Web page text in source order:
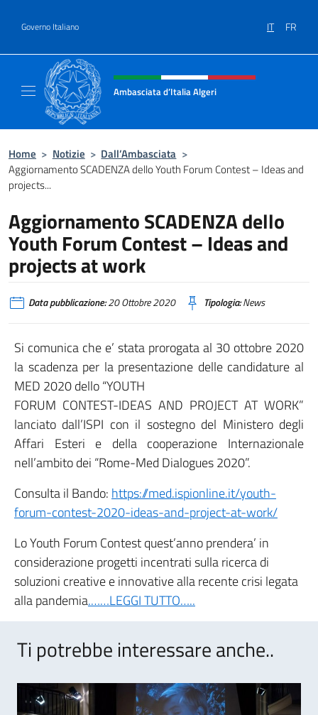
Governo Italiano IT FR
Intestazione sito, social e menù
Ambasciata d’Italia Algeri
Home > Notizie > Dall’Ambasciata >
Aggiornamento SCADENZA dello Youth Forum Contest – Ideas and
projects...
Aggiornamento SCADENZA dello
Youth Forum Contest – Ideas and
projects at work
Data pubblicazione:20 Ottobre 2020 Tipologia:News
Si comunica che e’ stata prorogata al 30 ottobre 2020
la scadenza per la presentazione delle candidature al
MED 2020 dello “YOUTH
FORUM CONTEST-IDEAS AND PROJECT AT WORK”
lanciato dall’ISPI con il sostegno del Ministero degli
Affari Esteri e della cooperazione Internazionale
nell’ambito dei “Rome-Med Dialogues 2020”.
Consulta il Bando: https://med.ispionline.it/youth-
forum-contest-2020-ideas-and-project-at-work/
Lo Youth Forum Contest quest’anno prendera’ in
considerazione progetti incentrati sulla ricerca di
soluzioni creative e innovative alla recente crisi legata
alla pandemia.……LEGGI TUTTO…..
Ti potrebbe interessare anche..